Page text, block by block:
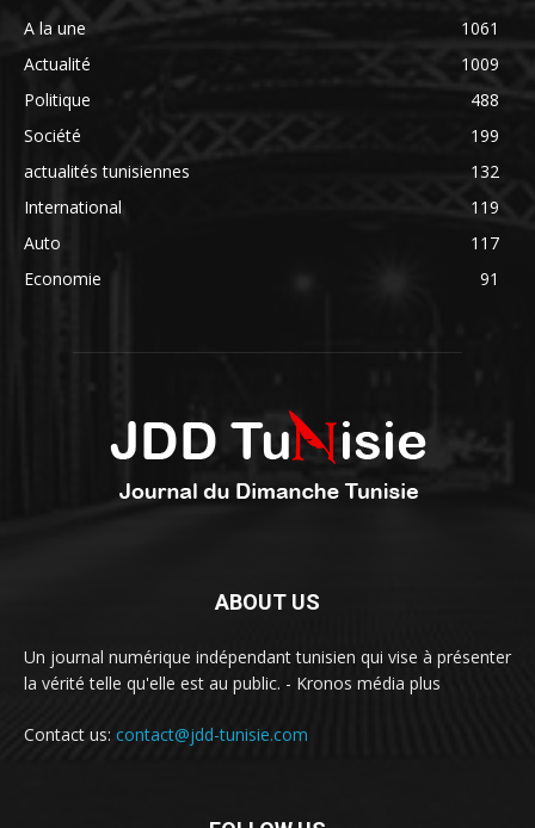
A la une
1061
Actualité
1009
Politique
488
Société
199
actualités tunisiennes
132
International
119
Auto
117
Economie
91
ABOUT US
Un journal numérique indépendant tunisien qui vise à présenter
la vérité telle qu'elle est au public. - Kronos média plus
Contact us: contact@jdd-tunisie.com